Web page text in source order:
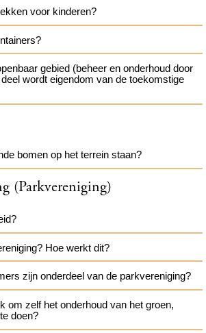
voor kinderen?
gebied (beheer en onderhoud door
wordt eigendom van de toekomstige
bomen op het terrein staan?
(Parkvereniging)
Hoe werkt dit?
zijn onderdeel van de parkvereniging?
om zelf het onderhoud van het groen,
doen?